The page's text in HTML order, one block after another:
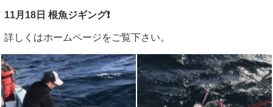
11月18日 根魚ジギング❗️
詳しくはホームページをご覧下さい。